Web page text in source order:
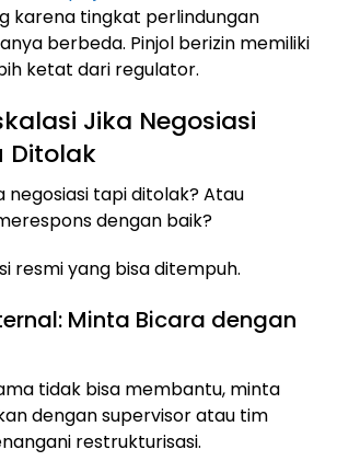
karena tingkat perlindungan
berbeda. Pinjol berizin memiliki
ketat dari regulator.
Jika Negosiasi
Ditolak
negosiasi tapi ditolak? Atau
dengan baik?
resmi yang bisa ditempuh.
Minta Bicara dengan
tidak bisa membantu, minta
dengan supervisor atau tim
restrukturisasi.